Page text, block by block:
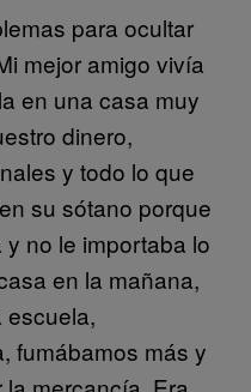
para ocultar
mejor amigo vivía
en una casa muy
dinero,
y todo lo que
su sótano porque
no le importaba lo
en la mañana,
escuela,
fumábamos más y